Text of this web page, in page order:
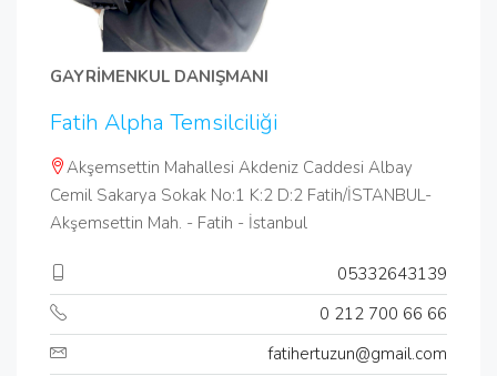
GAYRİMENKUL DANIŞMANI
Fatih Alpha Temsilciliği
Akşemsettin Mahallesi Akdeniz Caddesi Albay
Cemil Sakarya Sokak No:1 K:2 D:2 Fatih/İSTANBUL-
Akşemsettin Mah. - Fatih - İstanbul
05332643139
0 212 700 66 66
fatihertuzun@gmail.com